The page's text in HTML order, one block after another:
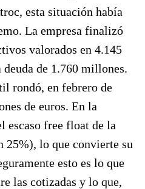
esta situación había
La empresa finalizó
valorados en 4.145
de 1.760 millones.
rondó, en febrero de
de euros. En la
escaso free float de la
25%), lo que convierte su
esto es lo que
las cotizadas y lo que,